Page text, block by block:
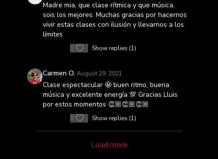
Madre mia, que clase rítmica y que música.
sois los mejores. Muchas gracias por hacernos
vivir estas clases con ilusión y llevarnos a los
límites
0 Show replies (1)
Carmen O. August 29, 2021
Clase espectacular 🤩 buen ritmo, buena
música y excelente energía 💯 Gracias Lluis
por estos momentos 👏🏼👏🏼👏🏼
0 Show replies (1)
Load more